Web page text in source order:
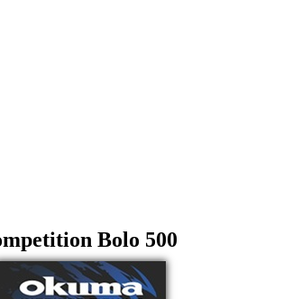
Bolo 500